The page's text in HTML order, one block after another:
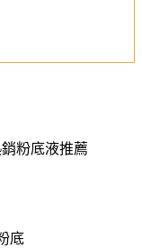
粉底液推薦
底